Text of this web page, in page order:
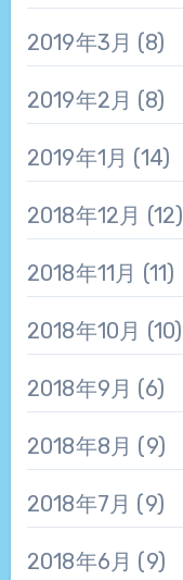
2019年3月 (8)
2019年2月 (8)
2019年1月 (14)
2018年12月 (12)
2018年11月 (11)
2018年10月 (10)
2018年9月 (6)
2018年8月 (9)
2018年7月 (9)
2018年6月 (9)